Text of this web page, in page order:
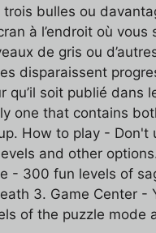
bulles ou
à l’endroit où
de gris ou
disparaissent
qu’il soit publié
one that contains
How to play -
and other
- 300 fun levels of
3. Game Center
of the puzzle